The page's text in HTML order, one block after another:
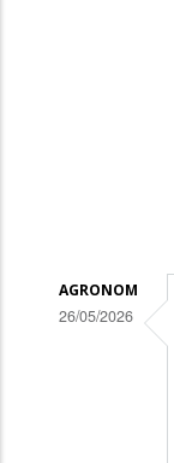
dziadzi
AGRONOM
26/05/2026